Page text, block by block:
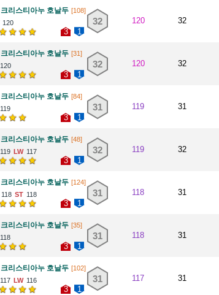
크리스티아누 호날두 [108]
120
3 1
32 120 32
크리스티아누 호날두 [31]
120
3 1
32 120 32
크리스티아누 호날두 [84]
119
3 1
31 119 31
크리스티아누 호날두 [48]
119
117
3 1
32 119 32
크리스티아누 호날두 [124]
118
118
3 1
31 118 31
크리스티아누 호날두 [35]
118
3 1
31 118 31
크리스티아누 호날두 [102]
117
116
3 1
31 117 31